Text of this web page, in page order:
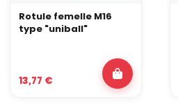
Rotule femelle M16
type "uniball"
13,77 €